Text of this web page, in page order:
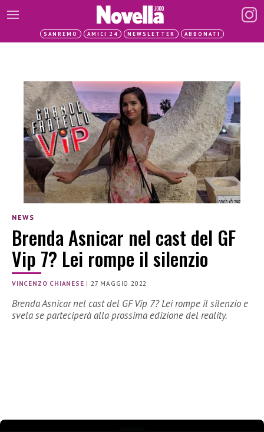
SANREMO AMICI 24 NEWSLETTER ABBONATI
NEWS
Brenda Asnicar nel cast del GF
Vip 7? Lei rompe il silenzio
VINCENZO CHIANESE |27 MAGGIO 2022
Brenda Asnicar nel cast del GF Vip 7? Lei rompe il silenzio e
svela se parteciperà alla prossima edizione del reality.